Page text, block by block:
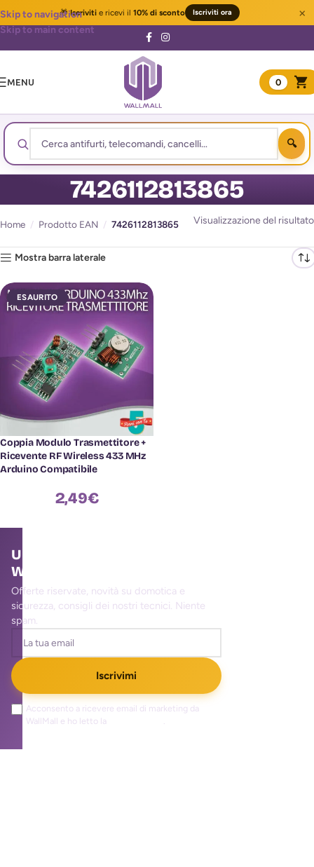
🎁Iscrivitie ricevi il 10% di sconto Iscriviti ora ×
Skip to navigation
Skip to main content
MENU 0
7426112813865
Home / Prodotto EAN / 7426112813865 Visualizzazione del risultato
Mostra barra laterale
ESAURITO
Coppia Modulo Trasmettitore +
Ricevente RF Wireless 433 MHz
Arduino Compatibile
2,49€
Unisciti alla community
WallMall
Offerte riservate, novità su domotica e
sicurezza, consigli dei nostri tecnici. Niente
spam.
Iscrivimi
Acconsento a ricevere email di marketing da
WallMall e ho letto la
.